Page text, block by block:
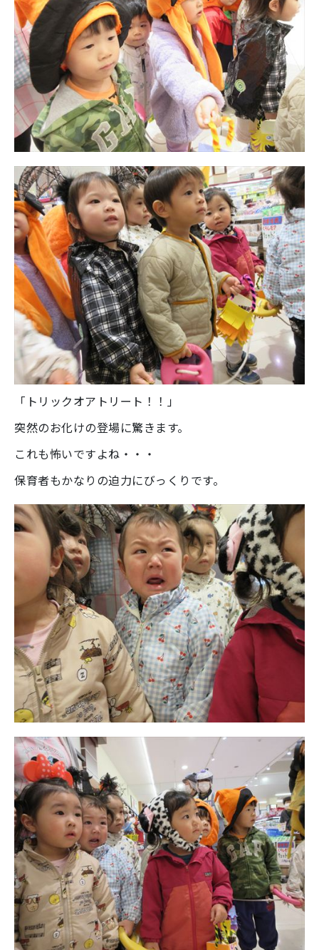
「トリックオアトリート！！」
突然のお化けの登場に驚きます。
これも怖いですよね・・・
保育者もかなりの迫力にびっくりです。